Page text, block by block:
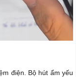
điện. Bộ hút ẩm yếu